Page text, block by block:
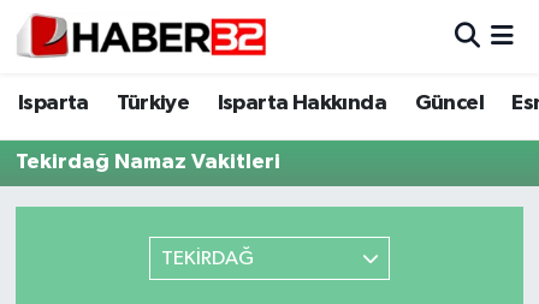
Isparta Türkiye Isparta Hakkında Güncel
Tekirdağ Namaz Vakitleri
TEKİRDAĞ
Isparta
Isparta Hakkında
Esnaf Diyor ki;
Isparta Nöbetçi Eczaneler
Isparta Hava Durumu
Isparta Trafik Yoğunluk Haritası
Süper Lig Puan Durumu ve Fikstür